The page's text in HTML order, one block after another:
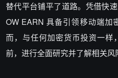
替代平台铺平了道路。凭借快
OW EARN具备引领移动端加
而，与任何加密货币投资一样
前，进行全面研究并了解相关风